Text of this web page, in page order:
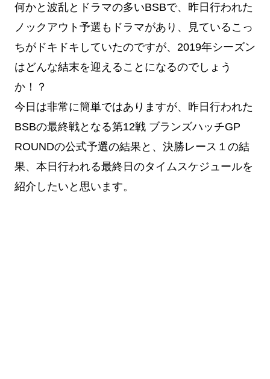
何かと波乱とドラマの多いBSBで、昨日行われた
ノックアウト予選もドラマがあり、見ているこっ
ちがドキドキしていたのですが、2019年シーズン
はどんな結末を迎えることになるのでしょう
か！？
今日は非常に簡単ではありますが、昨日行われた
BSBの最終戦となる第12戦 ブランズハッチGP
ROUNDの公式予選の結果と、決勝レース１の結
果、本日行われる最終日のタイムスケジュールを
紹介したいと思います。